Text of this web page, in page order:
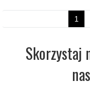
1
Skorzystaj